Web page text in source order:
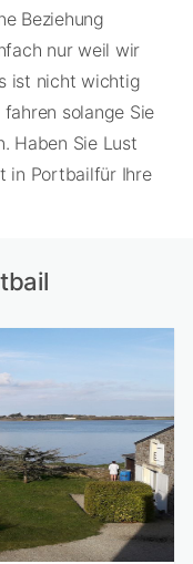
Beziehung
nur weil wir
ist nicht wichtig
solange Sie
Haben Sie Lust
in Portbailfür Ihre